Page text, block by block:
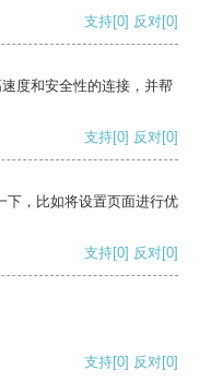
支持[0] 反对[0]
度和安全性的连接，并帮
支持[0] 反对[0]
下，比如将设置页面进行优
支持[0] 反对[0]
支持[0] 反对[0]